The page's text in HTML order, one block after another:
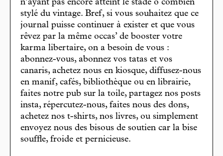
n’ayant pas encore atteint le stade ô combien
stylé du vintage. Bref, si vous souhaitez que ce
journal puisse continuer à exister et que vous
rêvez par la même occas’ de booster votre
karma libertaire, on a besoin de vous :
abonnez-vous, abonnez vos tatas et vos
canaris, achetez nous en kiosque, diffusez-nous
en manif, cafés, bibliothèque ou en librairie,
faites notre pub sur la toile, partagez nos posts
insta, répercutez-nous, faites nous des dons,
achetez nos t-shirts, nos livres, ou simplement
envoyez nous des bisous de soutien car la bise
souffle, froide et pernicieuse.